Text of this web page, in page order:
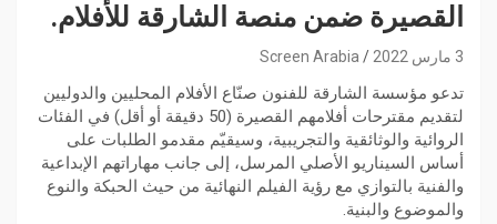
القصيرة ضمن منصة الشارقة للأفلام.
3 مارس 2022 Screen Arabia
تدعو مؤسسة الشارقة للفنون صنّاع الأفلام المحليين والدوليين
لتقديم مقترحات أفلامهم القصيرة (50 دقيقة أو أقل) في الفئات
الروائية والوثائقية والتجريبية، وسيقيّم مقدمو الطلبات على
أساس السيناريو الأصلي المرسل، إلى جانب مهاراتهم الإبداعية
والفنية بالتوازي مع رؤية الفيلم النهائية من حيث الحبكة والنوع
والموضوع والبنية.